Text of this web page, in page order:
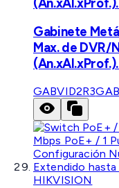
Gabinete
Max. de
GABVID2R3
HIKVISION